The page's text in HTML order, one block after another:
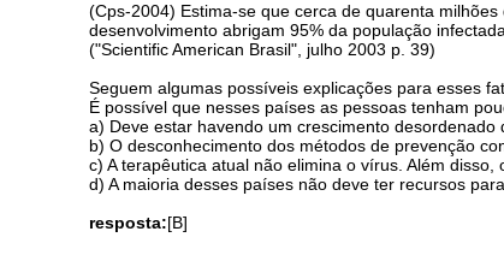
(Cps-2004) Estima-se que cerca de quarenta
desenvolvimento abrigam 95% da população infectada.
("Scientific American Brasil", julho 2003 p. 39)
Seguem algumas possíveis explicações para esses
É possível que nesses países as pessoas tenham
a) Deve estar havendo um crescimento
b) O desconhecimento dos métodos de prevenção
c) A terapêutica atual não elimina o vírus. Além
d) A maioria desses países não deve ter recursos
resposta:[B]